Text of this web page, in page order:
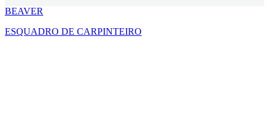
BEAVER
ESQUADRO DE CARPINTEIRO